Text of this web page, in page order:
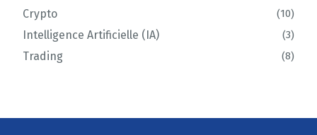
Crypto 10
Intelligence Artificielle (IA) 3
Trading 8